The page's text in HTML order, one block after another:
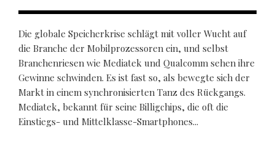
Die globale Speicherkrise schlägt mit voller Wucht auf
die Branche der Mobilprozessoren ein, und selbst
Branchenriesen wie Mediatek und Qualcomm sehen ihre
Gewinne schwinden. Es ist fast so, als bewegte sich der
Markt in einem synchronisierten Tanz des Rückgangs.
Mediatek, bekannt für seine Billigchips, die oft die
Einstiegs- und Mittelklasse-Smartphones...